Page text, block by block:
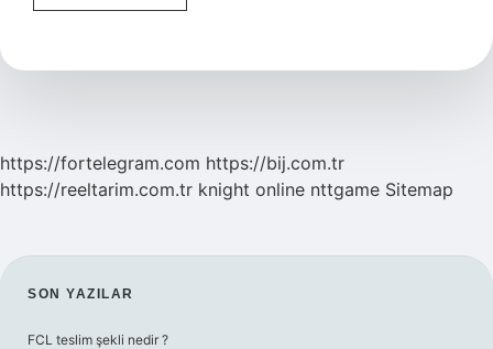
Hangi
https://fortelegram.com https://bij.com.tr
https://reeltarim.com.tr knight online nttgame Sitemap
SIDEBAR
SON YAZILAR
FCL teslim şekli nedir ?